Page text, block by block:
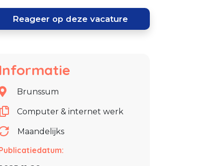
Reageer op deze vacature
Informatie
Brunssum
Computer & internet werk
Maandelijks